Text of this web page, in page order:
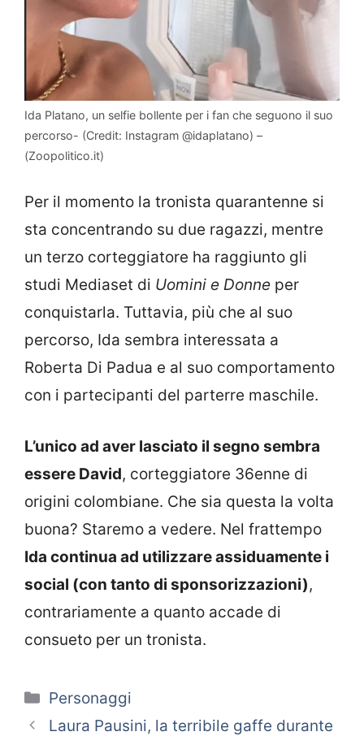
Ida Platano, un selfie bollente per i fan che seguono il suo
percorso- (Credit: Instagram @idaplatano) –
(Zoopolitico.it)
Per il momento la tronista quarantenne si
sta concentrando su due ragazzi, mentre
un terzo corteggiatore ha raggiunto gli
studi Mediaset di Uomini e Donne per
conquistarla. Tuttavia, più che al suo
percorso, Ida sembra interessata a
Roberta Di Padua e al suo comportamento
con i partecipanti del parterre maschile.
L’unico ad aver lasciato il segno sembra
essere David, corteggiatore 36enne di
origini colombiane. Che sia questa la volta
buona? Staremo a vedere. Nel frattempo
Ida continua ad utilizzare assiduamente i
social (con tanto di sponsorizzazioni),
contrariamente a quanto accade di
consueto per un tronista.
Categorie
Personaggi
Laura Pausini, la terribile gaffe durante